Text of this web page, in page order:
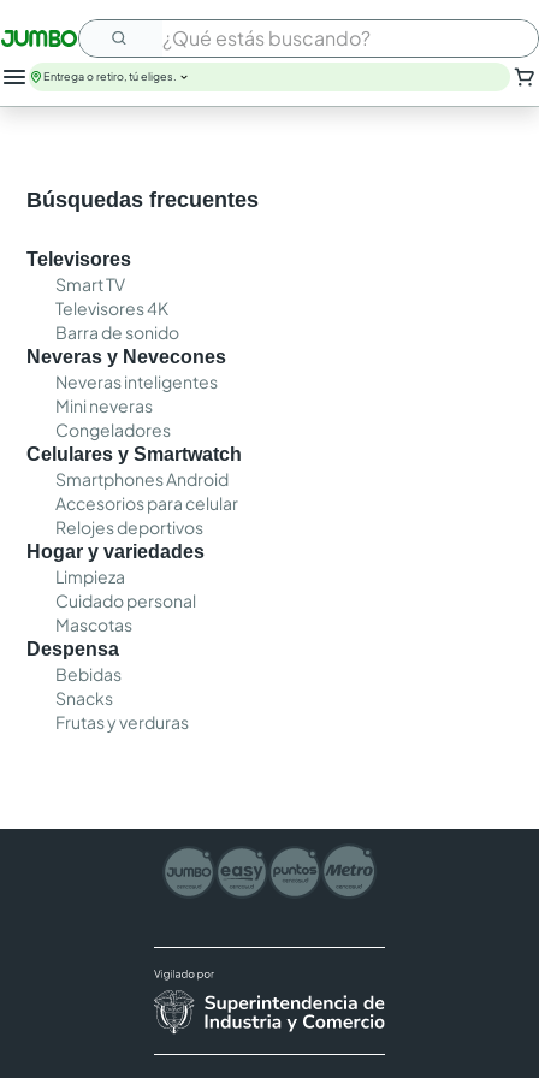
¿Qué estás buscando?
nutribela
galletas
aceite
queso
pollo
Entrega o retiro, tú eliges.
Búsquedas frecuentes
Televisores
Smart TV
Televisores 4K
Barra de sonido
Neveras y Nevecones
Neveras inteligentes
Mini neveras
Congeladores
Celulares y Smartwatch
Smartphones Android
Accesorios para celular
Relojes deportivos
Hogar y variedades
Limpieza
Cuidado personal
Mascotas
Despensa
Bebidas
Snacks
Frutas y verduras